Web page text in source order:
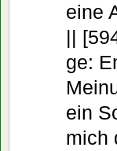
eine
||
ge:
ein
mich